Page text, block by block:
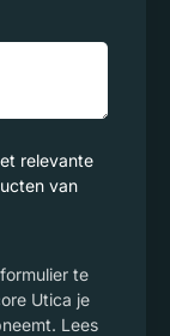
relevante
van
te
Utica je
Lees